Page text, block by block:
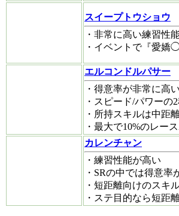
スイープトウショウ
・非常に高い練習性
・イベントで『愛嬌
エルコンドルパサー
・得意率が非常に高い
・スピード/パワーの
・所持スキルは中距
・最大で10%のレー
カレンチャン
・練習性能が高い
・SRの中では得意率
・短距離向けのスキ
・ステ目的なら短距